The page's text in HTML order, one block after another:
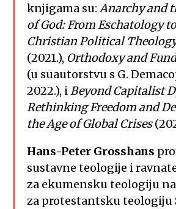
knjigama su:Anarchy and
of God: From Eschatology
Christian Political
(2021.), Orthodoxy and
(u suautorstvu s G.
2022.), iBeyond Capitalist
Rethinking Freedom and
the Age of Global Crises
Hans-Peter Grosshans
sustavne teologije i
za ekumensku teologiju
za protestantsku teologiju